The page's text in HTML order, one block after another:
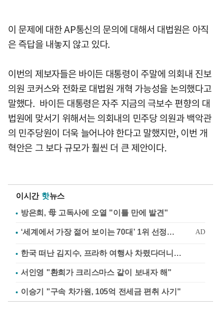
이 문제에 대한 AP통신의 문의에 대해서 대법원은 아직
은 즉답을 내놓지 않고 있다.
이번의 제보자들은 바이든 대통령이 주말에 의회내 진보
의원 코커스와 전화로 대법원 개혁 가능성을 논의했다고
말했다. 바이든 대통령은 자주 지금의 극보수 편향의 대
법원에 맞서기 위해서는 의회내의 민주당 의원과 백악관
의 민주당원이 더욱 늘어나야 한다고 말했지만, 이번 개
혁안은 그 보다 규모가 훨씬 더 큰 제안이다.
이시간 핫뉴스
방은희, 母 고독사에 오열 "이틀 만에 발견"
한국 떠난 김지수, 프라하 여행사 차렸다더니…
서인영 "환희가 크리스마스 같이 보내자 해"
이승기 "구속 차가원, 105억 전세금 편취 사기"